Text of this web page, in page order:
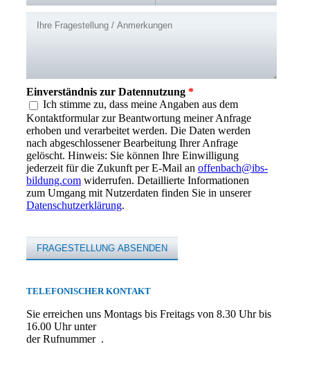
TELEFONISCHER KONTAKT
Sie erreichen uns Montags bis Freitags von 8.30 Uhr bis
16.00 Uhr unter
der Rufnummer .
Einverständnis zur Datennutzung *
Ich stimme zu, dass meine Angaben aus dem
Kontaktformular zur Beantwortung meiner Anfrage
erhoben und verarbeitet werden. Die Daten werden
nach abgeschlossener Bearbeitung Ihrer Anfrage
gelöscht. Hinweis: Sie können Ihre Einwilligung
jederzeit für die Zukunft per E-Mail an offenbach@ibs-
bildung.com widerrufen. Detaillierte Informationen
zum Umgang mit Nutzerdaten finden Sie in unserer
Datenschutzerklärung.